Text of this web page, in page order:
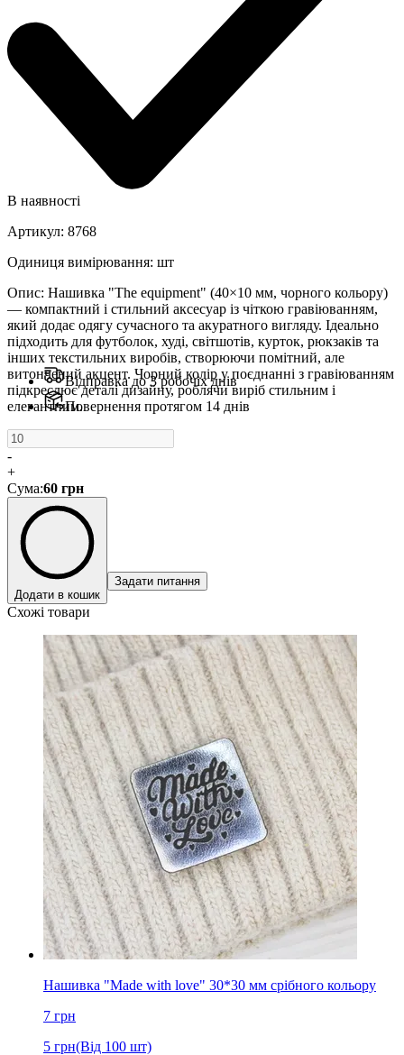
В наявності
Артикул: 8768
Одиниця вимірювання: шт
Опис: Нашивка "The equipment" (40×10 мм, чорного кольору)
— компактний і стильний аксесуар із чіткою гравіюванням,
який додає одягу сучасного та акуратного вигляду. Ідеально
підходить для футболок, худі, світшотів, курток, рюкзаків та
інших текстильних виробів, створюючи помітний, але
витончений акцент. Чорний колір у поєднанні з гравіюванням
підкреслює деталі дизайну, роблячи виріб стильним і
елегантним.
Відправка до 3 робочіх днів
Повернення протягом 14 днів
-
+
Сума:60 грн
Додати в кошик
Задати питання
Схожі товари
Нашивка "Made with love" 30*30 мм срібного кольору
7 грн
5 грн(Від 100 шт)